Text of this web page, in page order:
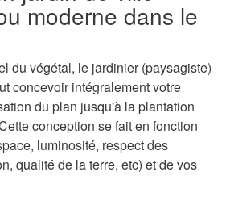
moderne dans le
du végétal, le jardinier (paysagiste)
concevoir intégralement votre
du plan jusqu'à la plantation
conception se fait en fonction
luminosité, respect des
qualité de la terre, etc) et de vos